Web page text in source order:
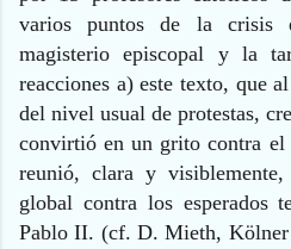
varios puntos de la crisis
magisterio episcopal y la
reacciones a) este texto, que
del nivel usual de protestas,
convirtió en un grito contra
reunió, clara y
global contra los esperados
Pablo II. (cf. D. Mieth,